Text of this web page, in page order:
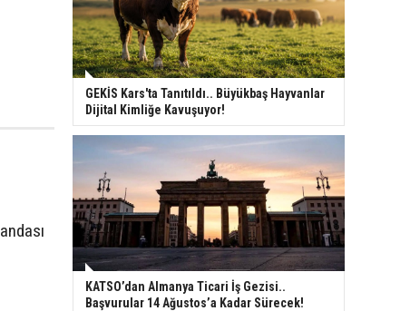
GEKİS Kars'ta Tanıtıldı.. Büyükbaş Hayvanlar
Dijital Kimliğe Kavuşuyor!
KATSO’dan Almanya Ticari İş Gezisi..
Başvurular 14 Ağustos’a Kadar Sürecek!